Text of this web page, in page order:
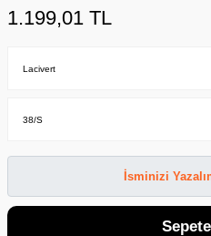
1.199,01 TL
İsminizi